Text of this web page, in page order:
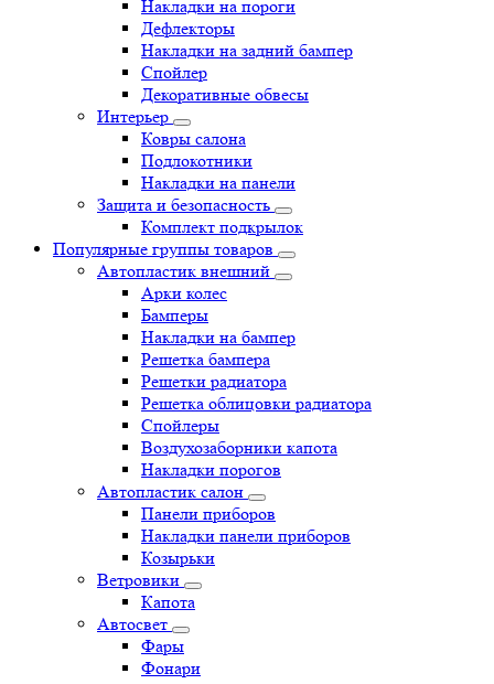
Накладки на пороги
Дефлекторы
Накладки на задний бампер
Спойлер
Декоративные обвесы
Интерьер
Ковры салона
Подлокотники
Накладки на панели
Защита и безопасность
Комплект подкрылок
Популярные группы товаров
Автопластик внешний
Арки колес
Бамперы
Накладки на бампер
Решетка бампера
Решетки радиатора
Решетка облицовки радиатора
Спойлеры
Воздухозаборники капота
Накладки порогов
Автопластик салон
Панели приборов
Накладки панели приборов
Козырьки
Ветровики
Капота
Автосвет
Фары
Фонари